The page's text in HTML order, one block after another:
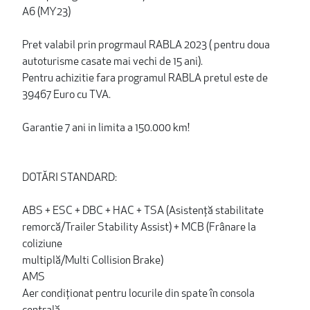
A6 (MY23)
Pret valabil prin progrmaul RABLA 2023 ( pentru doua
autoturisme casate mai vechi de 15 ani).
Pentru achizitie fara programul RABLA pretul este de
39467 Euro cu TVA.
Garantie 7 ani in limita a 150.000 km!
DOTĂRI STANDARD:
ABS + ESC + DBC + HAC + TSA (Asistenţă stabilitate
remorcă/Trailer Stability Assist) + MCB (Frânare la
coliziune
multiplă/Multi Collision Brake)
AMS
Aer condiționat pentru locurile din spate în consola